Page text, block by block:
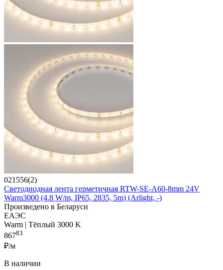
021556(2)
Светодиодная лента герметичная RTW-SE-A60-8mm 24V
Warm3000 (4.8 W/m, IP65, 2835, 5m) (Arlight, -)
Произведено в Беларуси
ЕАЭС
Warm | Тёплый 3000 K
86783
₽/м
В наличии